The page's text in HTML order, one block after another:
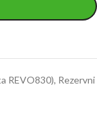
REVO830), Rezervni